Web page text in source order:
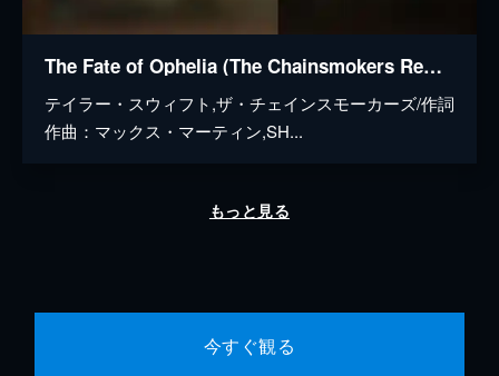
The Fate of Ophelia (The Chainsmokers Remix / Audio)
テイラー・スウィフト,ザ・チェインスモーカーズ/作詞
作曲：マックス・マーティン,SH...
もっと見る
今すぐ観る